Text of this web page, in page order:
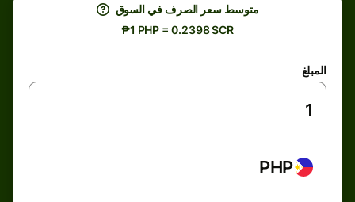
متوسط ​​سعر الصرف في السوق
₱1 PHP = 0.2398 SCR
المبلغ
PHP